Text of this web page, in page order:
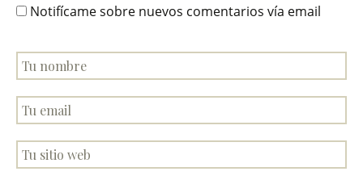
Notifícame sobre nuevos comentarios vía email